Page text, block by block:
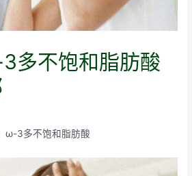
多不饱和脂肪酸
ω-3多不饱和脂肪酸